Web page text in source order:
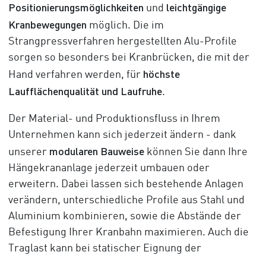
Positionierungsmöglichkeiten und leichtgängige
Kranbewegungen möglich. Die im
Strangpressverfahren hergestellten Alu-Profile
sorgen so besonders bei Kranbrücken, die mit der
Hand verfahren werden, für höchste
Laufflächenqualität und Laufruhe.
Der Material- und Produktionsfluss in Ihrem
Unternehmen kann sich jederzeit ändern - dank
unserer modularen Bauweisekönnen Sie dann Ihre
Hängekrananlage jederzeit umbauen oder
erweitern. Dabei lassen sich bestehende Anlagen
verändern, unterschiedliche Profile aus Stahl und
Aluminium kombinieren, sowie die Abstände der
Befestigung Ihrer Kranbahn maximieren. Auch die
Traglast kann bei statischer Eignung der